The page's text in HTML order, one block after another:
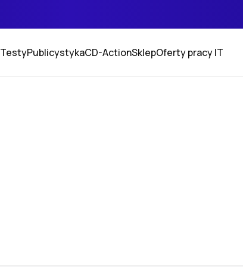
TestyPublicystykaCD-ActionSklepOferty pracy IT